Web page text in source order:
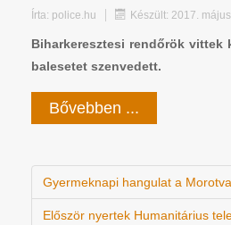
Írta: police.hu Készült: 2017.
Biharkeresztesi rendőrök vittek
balesetet szenvedett.
Bővebben ...
Gyermeknapi hangulat a
Először nyertek Humanitárius